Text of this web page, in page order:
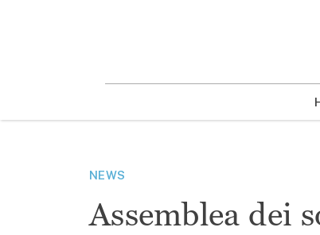
NEWS
Assemblea dei